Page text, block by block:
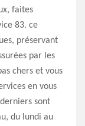
faites
83. ce
préservant
par les
chers et vous
en vous
sont
du lundi au